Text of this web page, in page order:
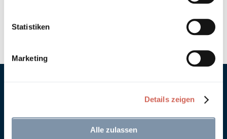
Statistiken
Marketing
Details zeigen
Alle zulassen